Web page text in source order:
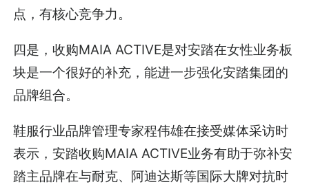
点，有核心竞争力。
四是，收购MAIA ACTIVE是对安踏在女性业务板
块是一个很好的补充，能进一步强化安踏集团的
品牌组合。
鞋服行业品牌管理专家程伟雄在接受媒体采访时
表示，安踏收购MAIA ACTIVE业务有助于弥补安
踏主品牌在与耐克、阿迪达斯等国际大牌对抗时